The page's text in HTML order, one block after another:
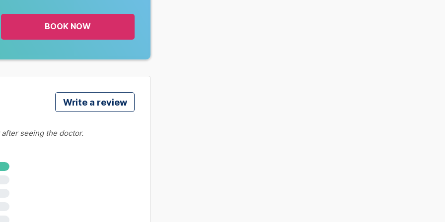
Chó) IgM
BOOK NOW
Write a review
seeing the doctor.